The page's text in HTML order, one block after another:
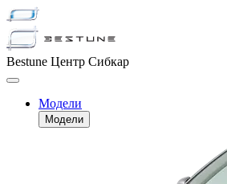
Bestune Центр Сибкар
Модели
Модели